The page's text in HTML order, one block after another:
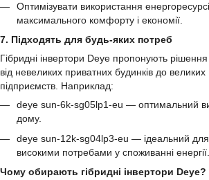
Оптимізувати використання
максимального комфорту і економії.
7. Підходять для будь-яких потреб
Гібридні інвертори Deye пропонують рішення
від невеликих приватних будинків до
підприємств. Наприклад:
deye sun-6k-sg05lp1-eu — оптимальний
дому.
deye sun-12k-sg04lp3-eu — ідеальний для
високими потребами у споживанні енергії.
Чому обирають гібридні інвертори Deye?